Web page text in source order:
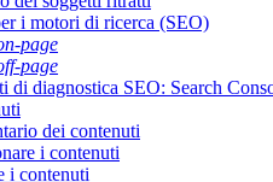
i motori di ricerca (SEO)
page
page
di diagnostica SEO: Search
dei contenuti
i contenuti
i contenuti